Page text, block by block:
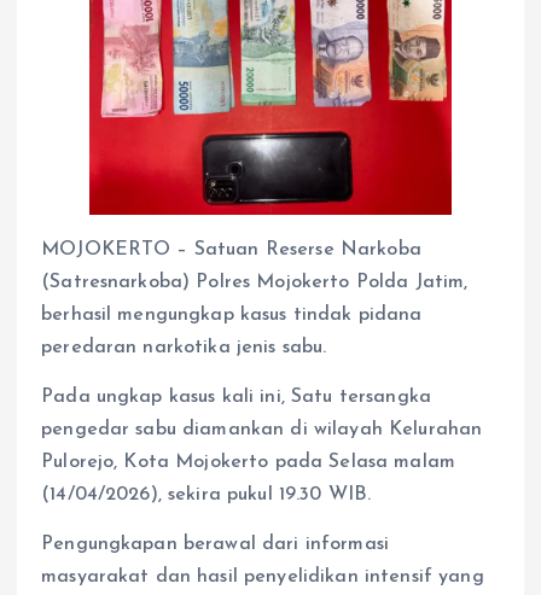
MOJOKERTO – Satuan Reserse Narkoba
(Satresnarkoba) Polres Mojokerto Polda Jatim,
berhasil mengungkap kasus tindak pidana
peredaran narkotika jenis sabu.
Pada ungkap kasus kali ini, Satu tersangka
pengedar sabu diamankan di wilayah Kelurahan
Pulorejo, Kota Mojokerto pada Selasa malam
(14/04/2026), sekira pukul 19.30 WIB.
Pengungkapan berawal dari informasi
masyarakat dan hasil penyelidikan intensif yang